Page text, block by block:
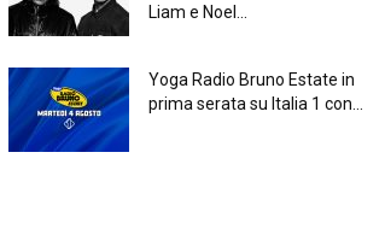
Liam e Noel...
Yoga Radio Bruno Estate in
prima serata su Italia 1 con...